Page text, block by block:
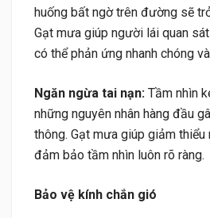
huống bất ngờ trên đường sẽ
Gạt mưa giúp người lái quan
có thể phản ứng nhanh chóng
Ngăn ngừa tai nạn: Tầm nhìn
những nguyên nhân hàng đầu
thông. Gạt mưa giúp giảm thiểu
đảm bảo tầm nhìn luôn rõ ràng.
Bảo vệ kính chắn gió